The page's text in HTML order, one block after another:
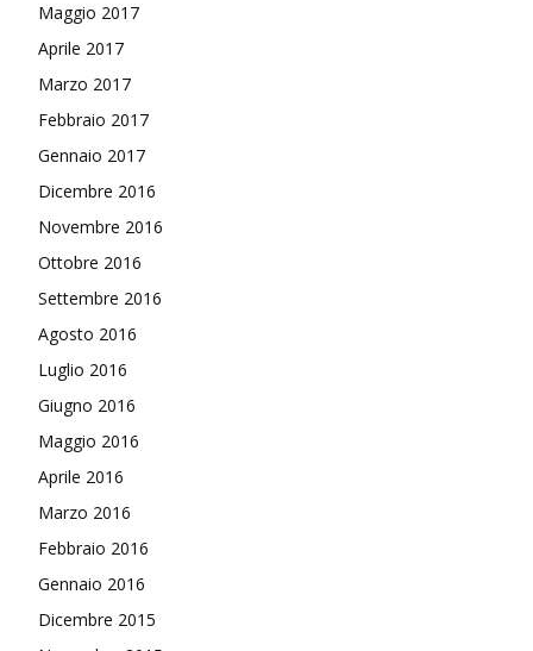
Maggio 2017
Aprile 2017
Marzo 2017
Febbraio 2017
Gennaio 2017
Dicembre 2016
Novembre 2016
Ottobre 2016
Settembre 2016
Agosto 2016
Luglio 2016
Giugno 2016
Maggio 2016
Aprile 2016
Marzo 2016
Febbraio 2016
Gennaio 2016
Dicembre 2015